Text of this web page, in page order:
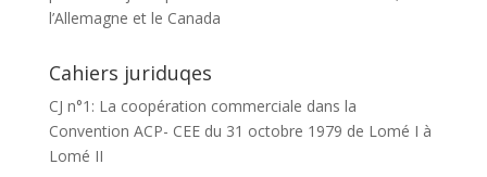
l’Allemagne et le Canada
Cahiers juriduqes
CJ n°1: La coopération commerciale dans la
Convention ACP- CEE du 31 octobre 1979 de Lomé I à
Lomé II